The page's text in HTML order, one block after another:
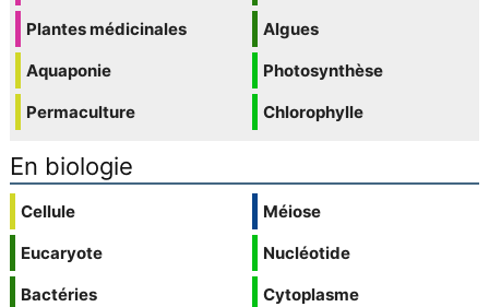
Plantes médicinales
Aquaponie
Permaculture
Algues
Photosynthèse
Chlorophylle
En biologie
Cellule
Eucaryote
Bactéries
Méiose
Nucléotide
Cytoplasme